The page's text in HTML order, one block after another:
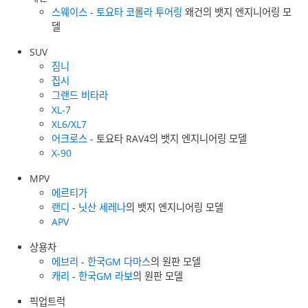
스웨이스 -토요타 코롤라 투어링 왜건의 뱃지 엔지니어링 모
델
SUV
짐니
집시
그랜드 비타라
XL-7
XL6/XL7
어크로스 - 토요타 RAV4의 뱃지 엔지니어링 모델
X-90
MPV
에르티가
랜디 - 닛산 세레나의 뱃지 엔지니어링 모델
APV
상용차
에브리 -한국GM 다마스의 원판 모델
캐리 -한국GM 라보의 원판 모델
픽업트럭